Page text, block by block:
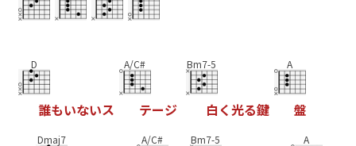
D
誰もいないス
A/C#
テージ
Bm7-5
白 く光る鍵
A
盤
Dmaj7 A/C# Bm7-5 A